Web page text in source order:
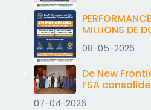
MILLIONS DE
08-05-2026
De New
FSA
07-04-2026